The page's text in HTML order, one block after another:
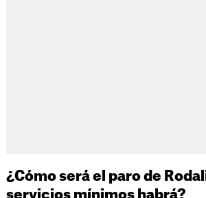
¿Cómo será el paro de
servicios mínimos habrá?